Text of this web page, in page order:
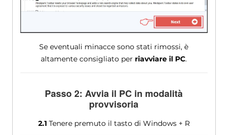
Se eventuali minacce sono stati rimossi, è
altamente consigliato per riavviare il PC.
Passo 2: Avvia il PC in modalità
provvisoria
2.1Tenere premuto il tasto di Windows + R